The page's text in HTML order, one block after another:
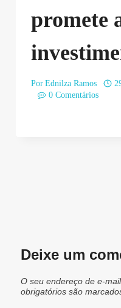
promete
Por Ednilza Ramos
0 Comentários
Deixe um
O seu endereço de e-
obrigatórios são